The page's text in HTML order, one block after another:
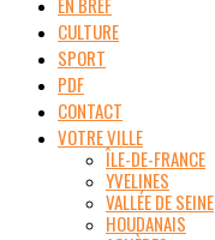
CULTURE
SPORT
PDF
CONTACT
VOTRE VILLE
ÎLE-DE-FRANCE
YVELINES
VALLÉE DE SEINE
HOUDANAIS